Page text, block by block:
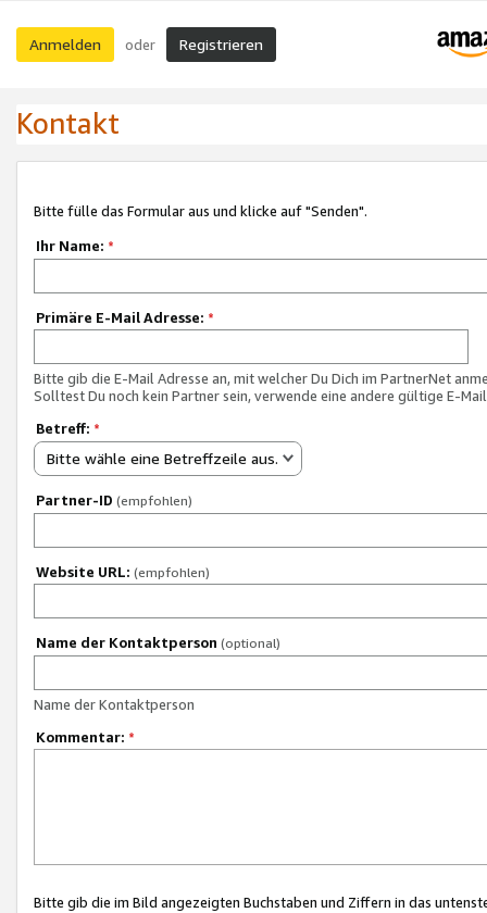
Anmelden oder Registrieren
Kontakt
Bitte fülle das Formular aus und klicke auf "Senden".
Ihr Name: *
Primäre E-Mail Adresse: *
Bitte gib die E-Mail Adresse an, mit welcher Du Dich im PartnerNet
Solltest Du noch kein Partner sein, verwende eine andere gültige E-
Betreff: *
Bitte wähle eine Betreffzeile aus.
Partner-ID (empfohlen)
Website URL: (empfohlen)
Name der Kontaktperson (optional)
Name der Kontaktperson
Kommentar: *
Bitte gib die im Bild angezeigten Buchstaben und Ziffern in das